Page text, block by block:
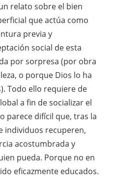
relato sobre el bien
que actúa como
previa y
social de esta
por sorpresa (por obra
o porque Dios lo ha
Todo ello requiere de
a fin de socializar el
parece difícil que, tras la
individuos recuperen,
acostumbrada y
pueda. Porque no en
eficazmente educados.